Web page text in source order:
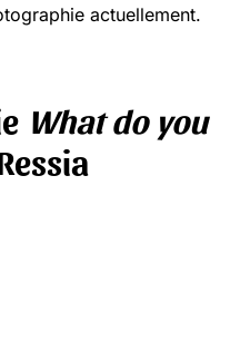
actuellement.
What do you